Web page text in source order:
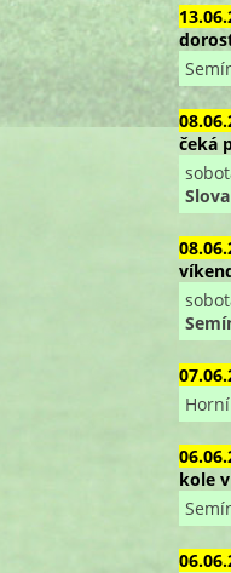
čeká
kole